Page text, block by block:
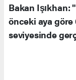
Bakan Işıkhan:
önceki aya
seviyesinde